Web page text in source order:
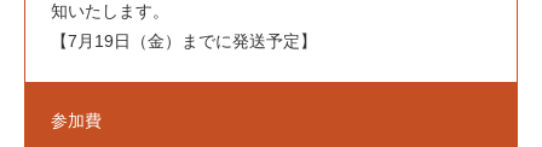
駐車場案内
知いたします。
【7月19日（金）までに発送予定】
参加費